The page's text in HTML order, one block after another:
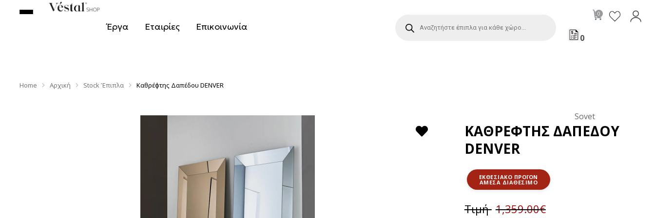
Έργα Εταιρίες Επικοινωνία
0
You are here:
Home Αρχική Stock Έπιπλα Καθρέφτης Δαπέδου DENVER
Sovet
ΚΑΘΡΈΦΤΗΣ ΔΑΠΈΔΟΥ
DENVER
ΕΚΘΕΣΙΑΚΌ ΠΡΟΪΌΝ
Τιμή 1,359.00€